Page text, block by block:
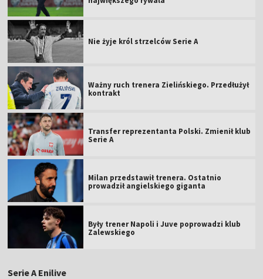
Nie żyje król strzelców Serie A
Ważny ruch trenera Zielińskiego. Przedłużył
kontrakt
Transfer reprezentanta Polski. Zmienił klub
Serie A
Milan przedstawił trenera. Ostatnio
prowadził angielskiego giganta
Były trener Napoli i Juve poprowadzi klub
Zalewskiego
Serie A Enilive